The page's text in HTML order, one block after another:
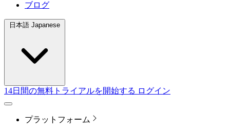
ブログ
14日間の無料トライアルを開始する ログイン
プラットフォーム